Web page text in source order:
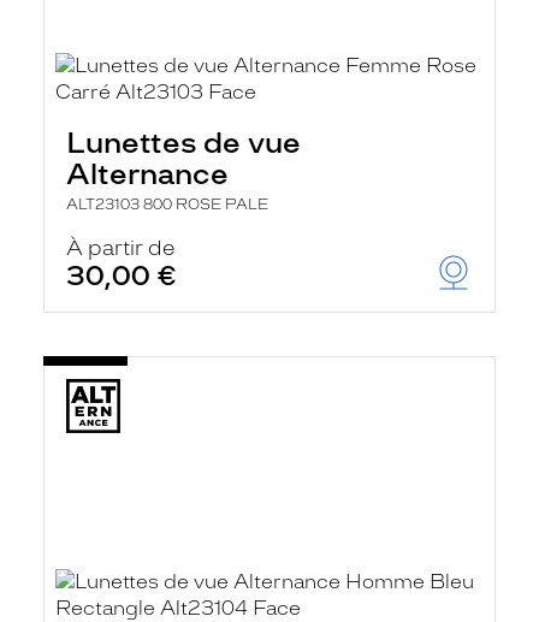
Lunettes de vue
Alternance
ALT23103 800 ROSE PALE
À partir de
30,00 €